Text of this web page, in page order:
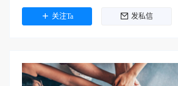
关注Ta 发私信